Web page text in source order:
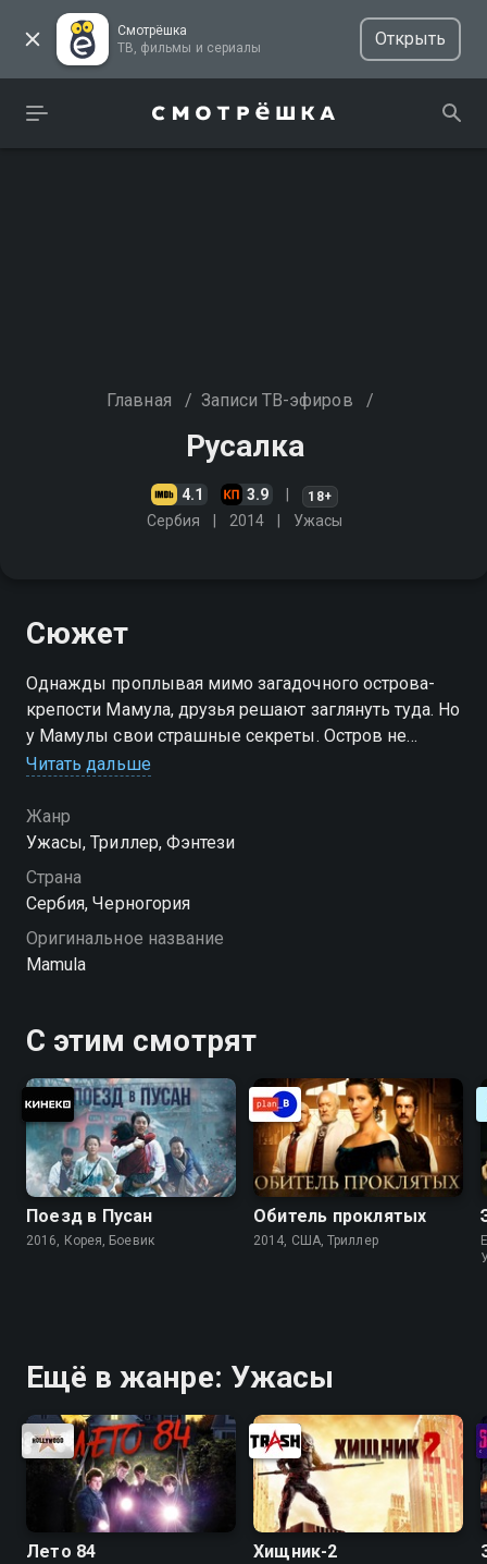
Смотрёшка
ТВ, фильмы и сериалы
Открыть
Главная / Записи ТВ-эфиров /
Русалка
4.1 3.9 18+
Сербия 2014 Ужасы
Сюжет
Однажды проплывая мимо загадочного острова-
крепости Мамула, друзья решают заглянуть туда. Но
у Мамулы свои страшные секреты. Остров не
совсем необитаем. И встреча с его обитателями
Читать дальше
Жанр
Ужасы, Триллер, Фэнтези
Страна
Сербия, Черногория
Оригинальное название
Mamula
С этим смотрят
Поезд в Пусан
2016, Корея, Боевик
Обитель проклятых
2014, США, Триллер
Ещё в жанре: Ужасы
Лето 84 Хищник-2